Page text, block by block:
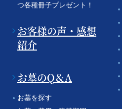
つ各種冊子プレゼント！
お客様の声・感想
紹介
お墓のQ＆A
お墓を探す